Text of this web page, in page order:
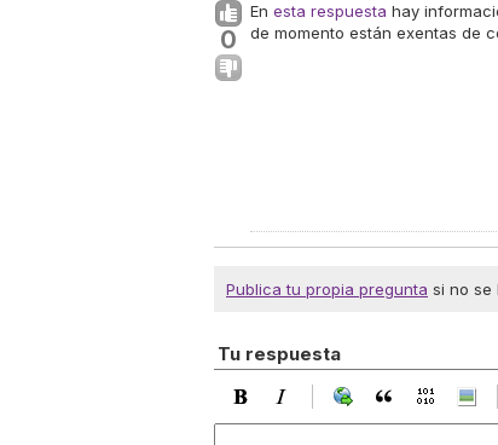
0
En esta respuesta hay
de momento están exentas de
Publica tu propia pregunta si no se
Tu respuesta